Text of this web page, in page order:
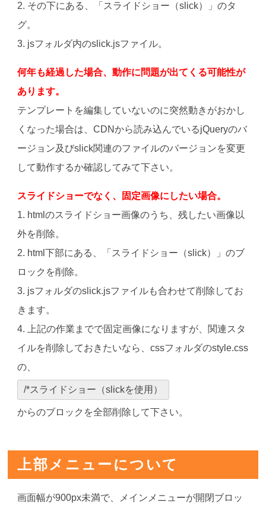
2. その下にある、「スライドショー（slick）」のタ
グ。
3. jsフォルダ内のslick.jsファイル。
何年も経過した場合、動作に問題が出てくる可能性が
あります。
テンプレートを編集していないのに突然動きがおかし
くなった場合は、CDNから読み込んでいるjQueryのバ
ージョン及びslick関連のファイルのバージョンを変更
して動作するか確認してみて下さい。
スライドショーでなく、固定画像にしたい場合。
1. htmlのスライドショー画像のうち、残したい画像以
外を削除。
2. html下部にある、「スライドショー（slick）」のブ
ロックを削除。
3. jsフォルダのslick.jsファイルも合わせて削除してお
きます。
4. 上記の作業までで固定画像になりますが、関連スタ
イルを削除しておきたいなら、cssフォルダのstyle.css
の、
/*スライドショー（slickを使用）
からのブロックを全部削除して下さい。
上部メニューについて
画面幅が900px未満で、メインメニューが開閉ブロッ